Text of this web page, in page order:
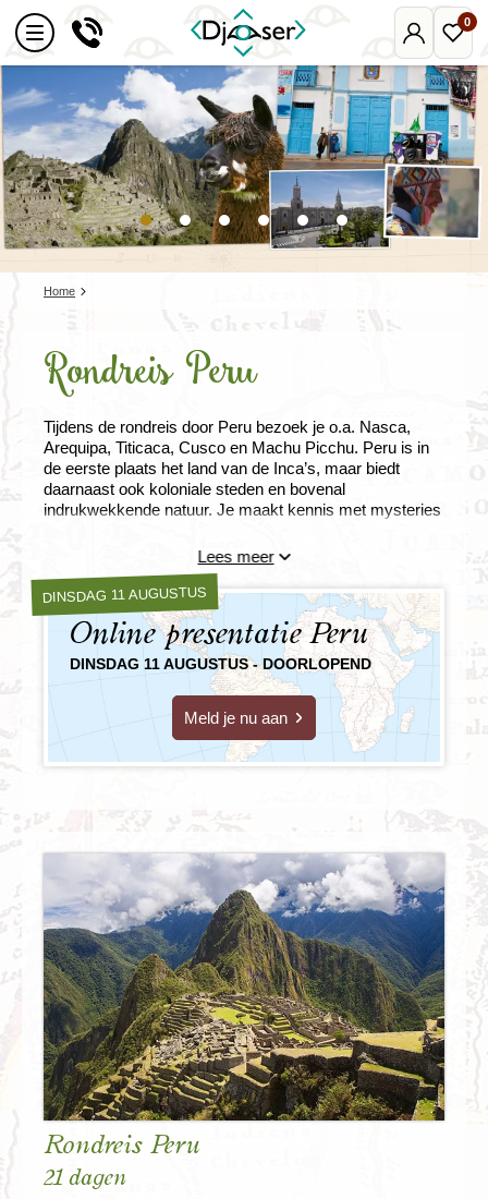
Mijn
Djoser
0
Home
Rondreis Peru
Tijdens de rondreis door Peru bezoek je o.a. Nasca,
Arequipa, Titicaca, Cusco en Machu Picchu. Peru is in
de eerste plaats het land van de Inca’s, maar biedt
daarnaast ook koloniale steden en bovenal
indrukwekkende natuur. Je maakt kennis met mysteries
diversiteit maakt Peru tot een van de boeiendste landen
in Zuid-Amerika. Optioneel kun je de Inca Trail boeken.
We reizen naar Peru met KLM.
Lees meer
DINSDAG 11 AUGUSTUS
Online presentatie Peru
DINSDAG 11 AUGUSTUS - DOORLOPEND
Meld je nu aan
Rondreis Peru
21 dagen